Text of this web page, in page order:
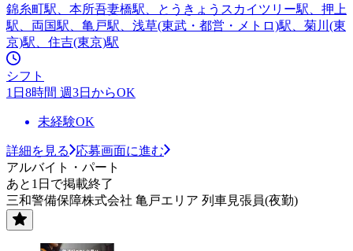
錦糸町駅、本所吾妻橋駅、とうきょうスカイツリー駅、押上
駅、両国駅、亀戸駅、浅草(東武・都営・メトロ)駅、菊川(東
京)駅、住吉(東京)駅
シフト
1日8時間 週3日からOK
未経験OK
詳細を見る
応募画面に進む
アルバイト・パート
あと1日で掲載終了
三和警備保障株式会社 亀戸エリア 列車見張員(夜勤)